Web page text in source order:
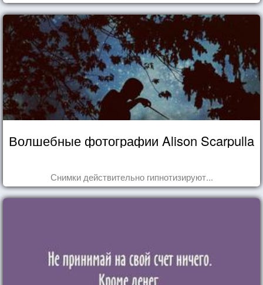
Волшебные фотографии Alison Scarpulla
Снимки действительно гипнотизируют...